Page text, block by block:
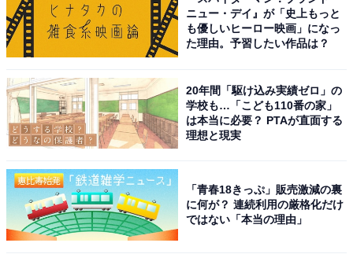
購入者がキャンセルする方法
取引をキャンセルする場合、出品者はすぐにキャンセル
申請ができるのですが、購入者からキャンセルとなる
と、時間かかってしまいます。商品代金の支払い期限内
ニュー・デイ』が「史上もっと
も優しいヒーロー映画」になっ
た理由。予習したい作品は？
20年間「駆け込み実績ゼロ」の
学校も…「こども110番の家」
は本当に必要？ PTAが直面する
理想と現実
「青春18きっぷ」販売激減の裏
に何が？ 連続利用の厳格化だけ
ではない「本当の理由」